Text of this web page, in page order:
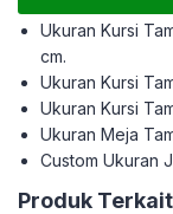
Ukuran Kursi
cm.
Ukuran Kursi
Ukuran Kursi
Ukuran Meja
Custom Ukuran
Produk Terkait